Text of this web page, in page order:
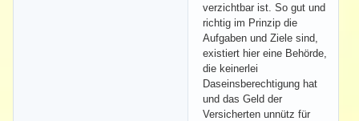
verzichtbar ist. So gut und
richtig im Prinzip die
Aufgaben und Ziele sind,
existiert hier eine Behörde,
die keinerlei
Daseinsberechtigung hat
und das Geld der
Versicherten unnütz für